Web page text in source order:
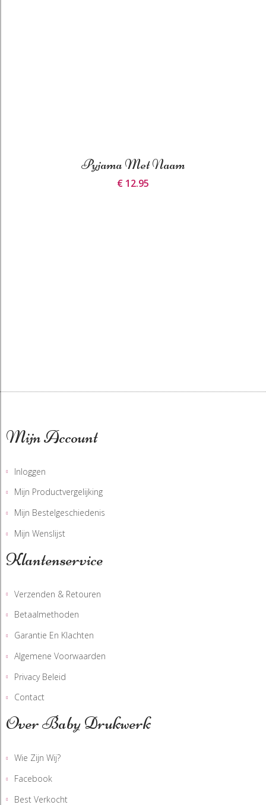
Pyjama Met Naam
€ 12.95
Mijn Account
Inloggen
Mijn Productvergelijking
Mijn Bestelgeschiedenis
Mijn Wenslijst
Klantenservice
Verzenden & Retouren
Betaalmethoden
Garantie En Klachten
Algemene Voorwaarden
Privacy Beleid
Contact
Over Baby Drukwerk
Wie Zijn Wij?
Facebook
Best Verkocht